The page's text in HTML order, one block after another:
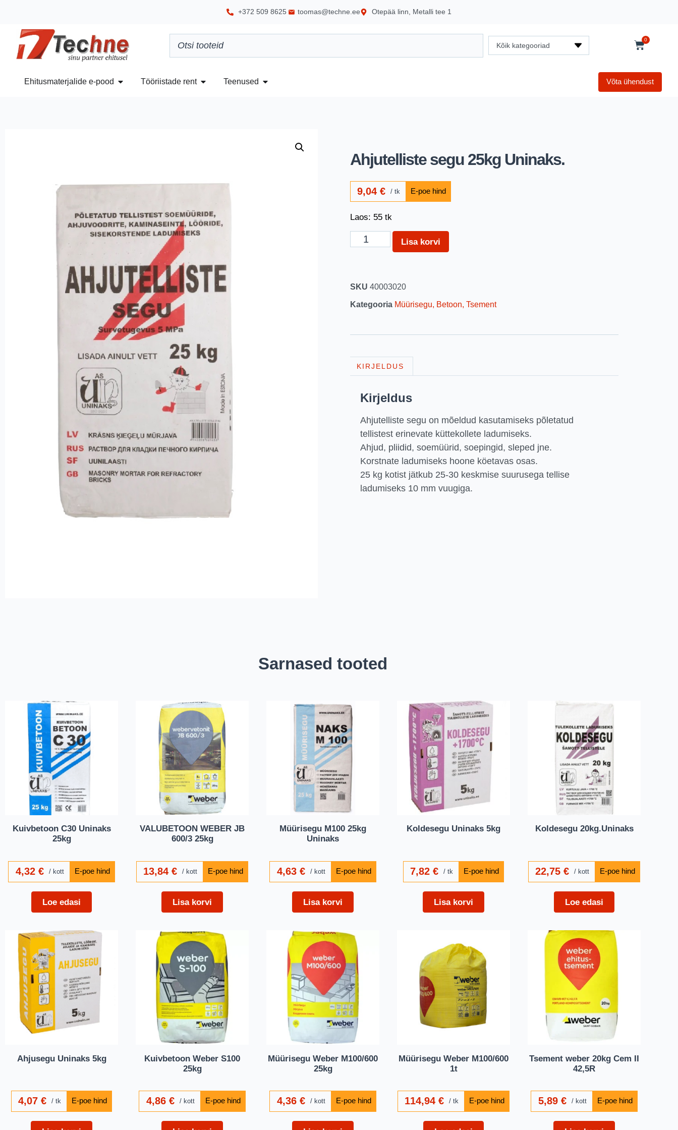
+372 509 8625 toomas@techne.ee Otepää linn, Metalli tee 1
Kõik kategooriad
0
Ehitusmaterjalide e-pood Tööriistade rent Teenused Võta ühendust
Ahjutelliste segu 25kg Uninaks.
9,04€ tk
Laos: 55 tk
Lisa korvi
SKU 40003020
Kategooria Müürisegu, Betoon, Tsement
KIRJELDUS
Kirjeldus
Ahjutelliste segu on mõeldud kasutamiseks põletatud
tellistest erinevate küttekollete ladumiseks.
Ahjud, pliidid, soemüürid, soepingid, sleped jne.
Korstnate ladumiseks hoone köetavas osas.
25 kg kotist jätkub 25-30 keskmise suurusega tellise
ladumiseks 10 mm vuugiga.
Sarnased tooted
Kuivbetoon C30 Uninaks
25kg
4,32 € kott
Loe edasi
VALUBETOON WEBER JB
600/3 25kg
13,84€ kott
Lisa korvi
Müürisegu M100 25kg
Uninaks
4,63 € kott
Lisa korvi
Koldesegu Uninaks 5kg
7,82€ tk
Lisa korvi
Koldesegu 20kg.Uninaks
22,75€ kott
Loe edasi
Ahjusegu Uninaks 5kg
4,07€ tk
Kuivbetoon Weber S100
25kg
4,86 € kott
Müürisegu Weber M100/600
25kg
4,36 € kott
Müürisegu Weber M100/600
1t
114,94€ tk
Tsement weber 20kg Cem II
42,5R
5,89 € kott